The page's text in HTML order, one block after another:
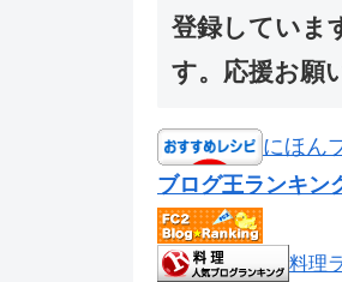
登録していま
す。応援お
にほん
ブログ王ランキン
料理